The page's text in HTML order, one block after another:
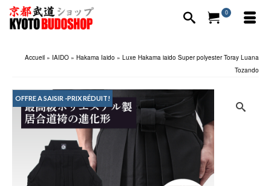
0
Accueil » IAIDO » Hakama Iaido » Luxe Hakama iaido Super polyester Toray Luana
Tozando
OFFRE A SAISIR -PRIX RÉDUIT!